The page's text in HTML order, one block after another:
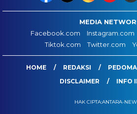
MEDIA
Facebook.com
Instagram.com
Tiktok.com
Twitter.com
HOME REDAKSI
DISCLAIMER
INFO
HAK CIPTA:ANTARA-